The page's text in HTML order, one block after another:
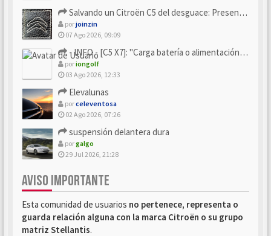
Salvando un Citroën C5 del desguace: Presentación y seguimiento
porjoinzin
07 Ago 2026, 09:09
- INFO - [C5 X7]: "Carga batería o alimentación eléctri...
poriongolf
03 Ago 2026, 12:33
Elevalunas
porceleventosa
02 Ago 2026, 07:26
suspensión delantera dura
porgalgo
29 Jul 2026, 21:28
AVISO IMPORTANTE
Esta comunidad de usuarios no pertenece, representa o
guarda relación alguna con la marca Citroën o su grupo
matriz Stellantis.